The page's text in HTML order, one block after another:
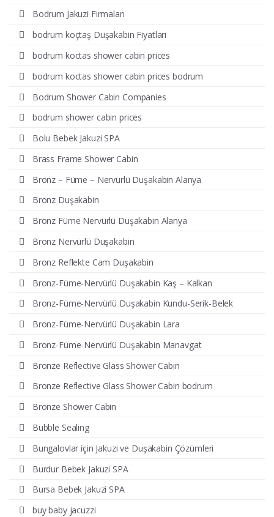
Bodrum Jakuzi Firmaları
bodrum koçtaş Duşakabin Fiyatları
bodrum koctas shower cabin prices
bodrum koctas shower cabin prices bodrum
Bodrum Shower Cabin Companies
bodrum shower cabin prices
Bolu Bebek Jakuzi SPA
Brass Frame Shower Cabin
Bronz – Füme – Nervürlü Duşakabin Alanya
Bronz Duşakabin
Bronz Füme Nervürlü Duşakabin Alanya
Bronz Nervürlü Duşakabin
Bronz Reflekte Cam Duşakabin
Bronz-Füme-Nervürlü Duşakabin Kaş – Kalkan
Bronz-Füme-Nervürlü Duşakabin Kundu-Serik-Belek
Bronz-Füme-Nervürlü Duşakabin Lara
Bronz-Füme-Nervürlü Duşakabin Manavgat
Bronze Reflective Glass Shower Cabin
Bronze Reflective Glass Shower Cabin bodrum
Bronze Shower Cabin
Bubble Sealing
Bungalovlar için Jakuzi ve Duşakabin Çözümleri
Burdur Bebek Jakuzi SPA
Bursa Bebek Jakuzi SPA
buy baby jacuzzi